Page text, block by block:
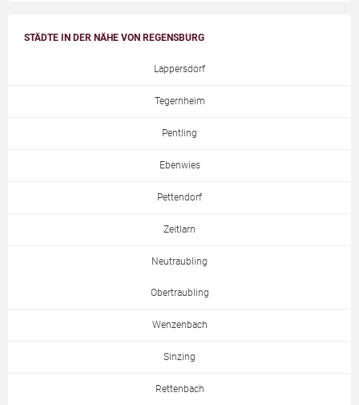
STÄDTE IN DER NÄHE VON REGENSBURG
Lappersdorf
Tegernheim
Pentling
Ebenwies
Pettendorf
Zeitlarn
Neutraubling
Obertraubling
Wenzenbach
Sinzing
Rettenbach